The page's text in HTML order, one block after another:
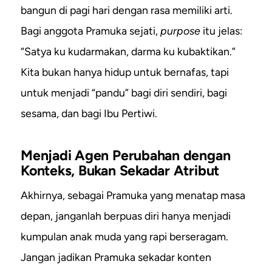
bangun di pagi hari dengan rasa memiliki arti.
Bagi anggota Pramuka sejati,purpose itu jelas:
“Satya ku kudarmakan, darma ku kubaktikan.”
Kita bukan hanya hidup untuk bernafas, tapi
untuk menjadi “pandu” bagi diri sendiri, bagi
sesama, dan bagi Ibu Pertiwi.
Menjadi Agen Perubahan dengan
Konteks, Bukan Sekadar Atribut
Akhirnya, sebagai Pramuka yang menatap masa
depan, janganlah berpuas diri hanya menjadi
kumpulan anak muda yang rapi berseragam.
Jangan jadikan Pramuka sekadar konten